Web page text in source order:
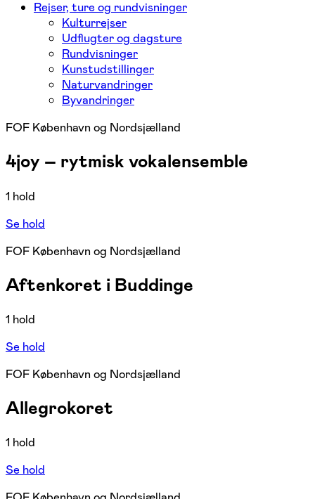
Rejser, ture og rundvisninger
Kulturrejser
Udflugter og dagsture
Rundvisninger
Kunstudstillinger
Naturvandringer
Byvandringer
FOF København og Nordsjælland
4joy – rytmisk vokalensemble
1 hold
Se hold
FOF København og Nordsjælland
Aftenkoret i Buddinge
1 hold
Se hold
FOF København og Nordsjælland
Allegrokoret
1 hold
Se hold